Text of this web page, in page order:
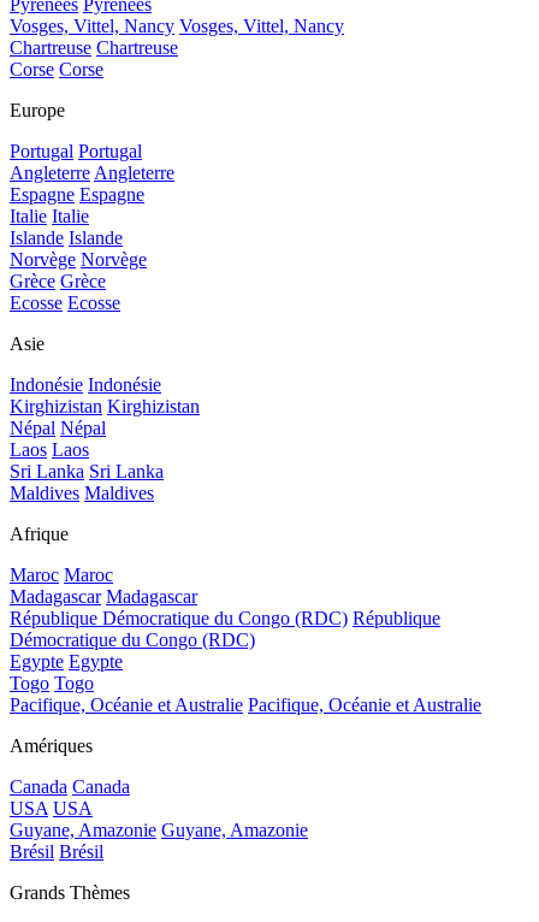
Pyrénées Pyrénées
Vosges, Vittel, Nancy Vosges, Vittel, Nancy
Chartreuse Chartreuse
Corse Corse
Europe
Portugal Portugal
AngleterreAngleterre
Espagne Espagne
Italie Italie
Islande Islande
Norvège Norvège
Grèce Grèce
Ecosse Ecosse
Asie
Indonésie Indonésie
Kirghizistan Kirghizistan
Népal Népal
Laos Laos
Sri Lanka Sri Lanka
Maldives Maldives
Afrique
Maroc Maroc
Madagascar Madagascar
République Démocratique du Congo (RDC) République
Démocratique du Congo (RDC)
Egypte Egypte
Togo Togo
Pacifique, Océanie et Australie Pacifique, Océanie et Australie
Amériques
Canada Canada
USA USA
Guyane, Amazonie Guyane, Amazonie
Brésil Brésil
Grands Thèmes